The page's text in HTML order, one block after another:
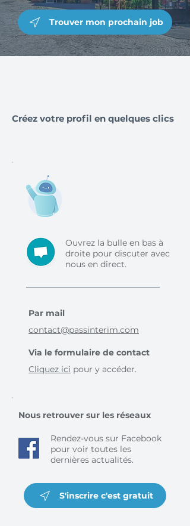
Trouver mon prochain job
Créez votre profil en quelques clics
Ouvrez la bulle en bas à
droite pour discuter avec
nous en direct.
Par mail
contact@passinterim.com
Via le formulaire de contact
Cliquez ici pour y accéder.
Nous retrouver sur les réseaux
Rendez-vous sur Facebook
pour voir toutes les
dernières actualités.
S'inscrire c'est gratuit